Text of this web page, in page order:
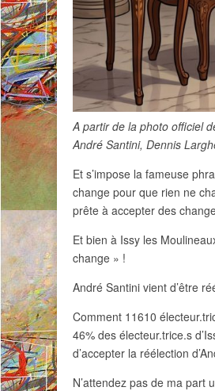
A partir de la photo officiel
André Santini, Dennis
Et s’impose la fameuse
change pour que rien ne
prête à accepter des
Et bien à Issy les
change » !
André Santini vient d’être
Comment 11610
46% des électeur.trice.s
d’accepter la réélection
N’attendez pas de ma part